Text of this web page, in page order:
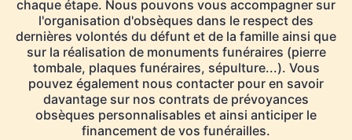
chaque étape. Nous pouvons vous accompagner sur
l'organisation d'obsèques dans le respect des
dernières volontés du défunt et de la famille ainsi que
sur la réalisation de monuments funéraires (pierre
tombale, plaques funéraires, sépulture...). Vous
pouvez également nous contacter pour en savoir
davantage sur nos contrats de prévoyances
obsèques personnalisables et ainsi anticiper le
financement de vos funérailles.